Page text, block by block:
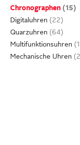
Chronographen
Digitaluhren
Quarzuhren
Multifunktionsuhren
Mechanische Uhren